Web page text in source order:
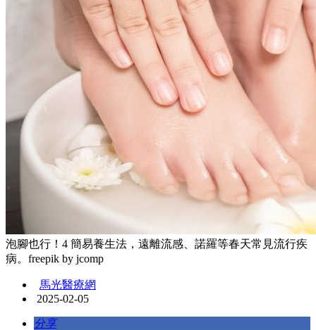
泡腳也行！4 簡易養生法，遠離流感、諾羅等春天常見流行疾
病。freepik by jcomp
馬光醫療網
2025-02-05
分享